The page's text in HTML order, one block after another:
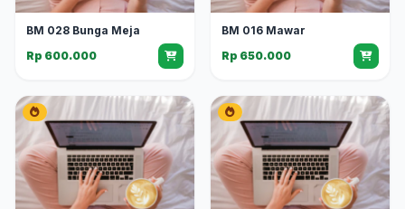
BM 028 Bunga Meja
Rp 600.000
BM 016 Mawar
Rp 650.000